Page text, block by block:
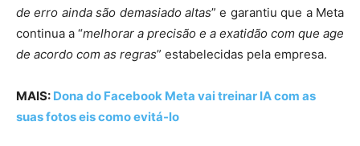
de erro ainda são demasiado altas” e garantiu que a Meta
continua a “melhorar a precisão e a exatidão com que age
de acordo com as regras” estabelecidas pela empresa.
MAIS: Dona do Facebook Meta vai treinar IA com as
suas fotos eis como evitá-lo